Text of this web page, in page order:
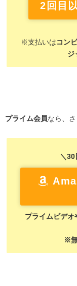
2回目
※支払いは コン
ジ
プライム会員なら、
＼30
プライムビデオ
※